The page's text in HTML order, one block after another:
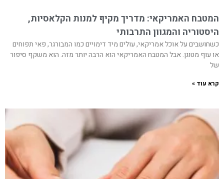
המטבח האמריקאי: מדריך מקיף למנות הקלאסיות,
היסטוריה והמגוון התרבותי
כשחושבים על אוכל אמריקאי, עולים מיד דימויים כמו המבורגר, פאי תפוחים
או עוף מטוגן. אבל המטבח האמריקאי הוא הרבה יותר מזה. הוא משקף סיפור
של
קרא עוד »